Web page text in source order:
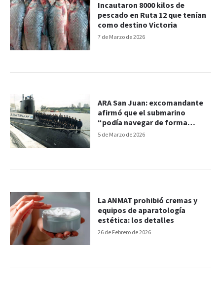
7 de Marzo de 2026
Incautaron 8000 kilos de
pescado en Ruta 12 que tenían
como destino Victoria
5 de Marzo de 2026
ARA San Juan: excomandante
afirmó que el submarino
“podía navegar de forma
segura”
26 de Febrero de 2026
La ANMAT prohibió cremas y
equipos de aparatología
estética: los detalles